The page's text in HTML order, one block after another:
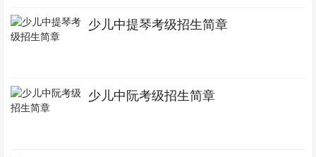
少儿中提琴考级招生简章
少儿中阮考级招生简章